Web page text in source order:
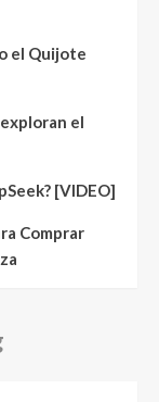
el Quijote
el
[VIDEO]
Comprar